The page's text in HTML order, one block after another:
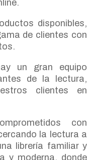
disponibles,
de clientes con
un gran equipo
de la lectura,
clientes en
con
la lectura a
librería familiar y
y moderna, donde